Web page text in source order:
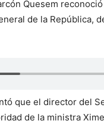
Quesem
de la República,
que el director del
de la ministra